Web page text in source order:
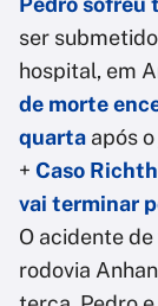
ser
hospital, em
de morte
quarta após
+ Caso
vai terminar
O acidente
rodovia